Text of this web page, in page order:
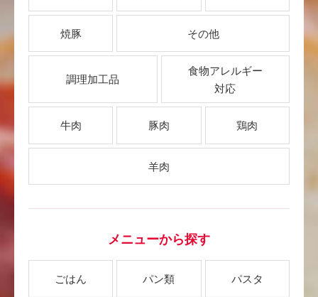
焼豚 その他
調理加工品
食物アレルギー
対応
牛肉 豚肉 鶏肉
羊肉
メニューから探す
ごはん パン類 パスタ